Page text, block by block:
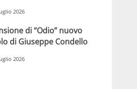
2026
di “Odio” nuovo
di Giuseppe Condello
2026